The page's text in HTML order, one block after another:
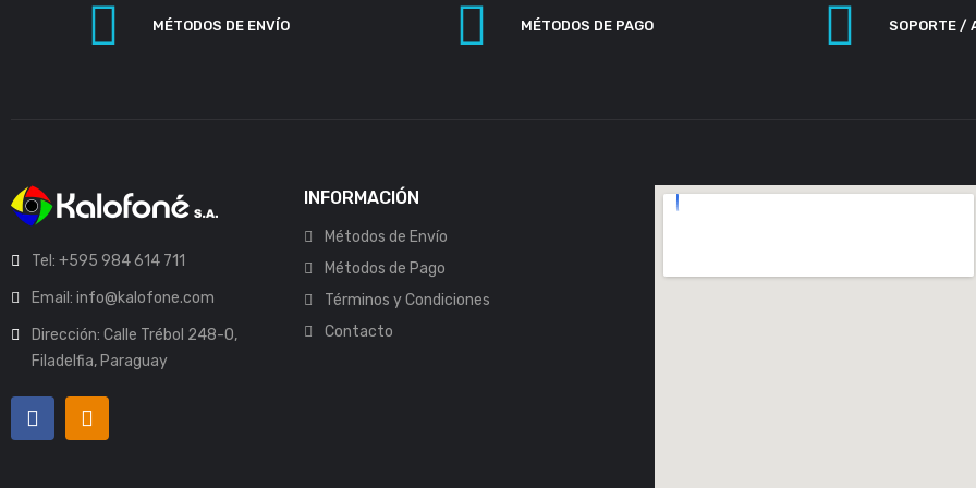
MÉTODOS DE ENVÍO MÉTODOS DE PAGO SOPORTE /
Tel: +595 984 614 711
Email: info@kalofone.com
Dirección: Calle Trébol 248-O,
Filadelfia, Paraguay
INFORMACIÓN
Métodos de Envío
Métodos de Pago
Términos y Condiciones
Contacto